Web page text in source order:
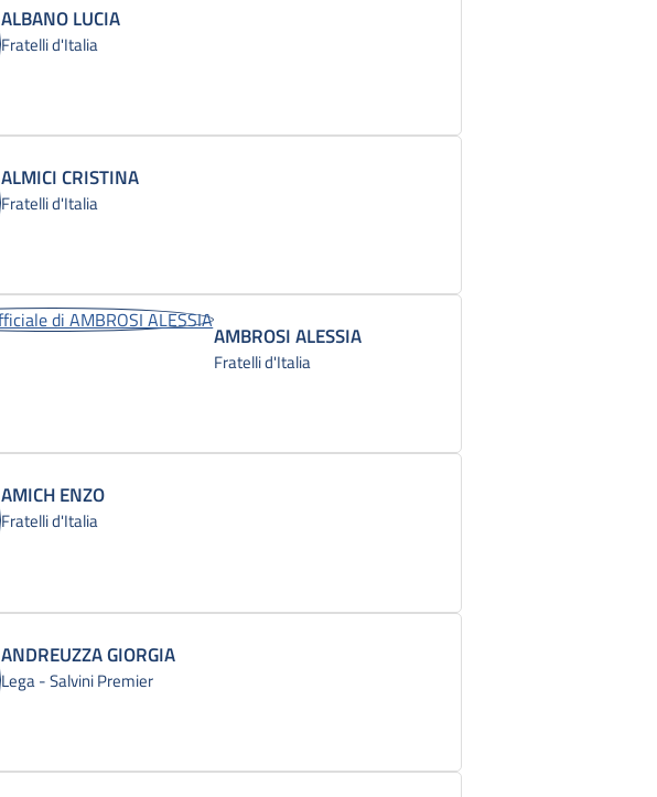
ALBANO LUCIA
Fratelli d'Italia
ALMICI CRISTINA
Fratelli d'Italia
AMBROSI ALESSIA
Fratelli d'Italia
AMICH ENZO
Fratelli d'Italia
ANDREUZZA GIORGIA
Lega - Salvini Premier